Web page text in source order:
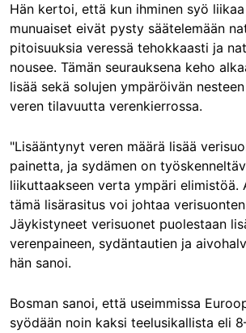
Hän kertoi, että kun ihminen syö
munuaiset eivät pysty säätelemään
pitoisuuksia veressä tehokkaasti ja
nousee. Tämän seurauksena keho
lisää sekä solujen ympäröivän
veren tilavuutta verenkierrossa.
"Lisääntynyt veren määrä lisää
painetta, ja sydämen on
liikuttaakseen verta ympäri elimistöä.
tämä lisärasitus voi johtaa
Jäykistyneet verisuonet puolestaan
verenpaineen, sydäntautien ja
hän sanoi.
Bosman sanoi, että useimmissa
syödään noin kaksi teelusikallista eli